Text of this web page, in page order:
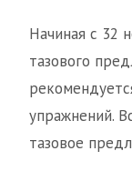
Начиная с 32
тазового
упражнений.
тазовое